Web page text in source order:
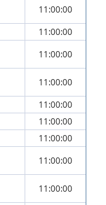
11:00:00
11:00:00
11:00:00
11:00:00
11:00:00
11:00:00
11:00:00
11:00:00
11:00:00